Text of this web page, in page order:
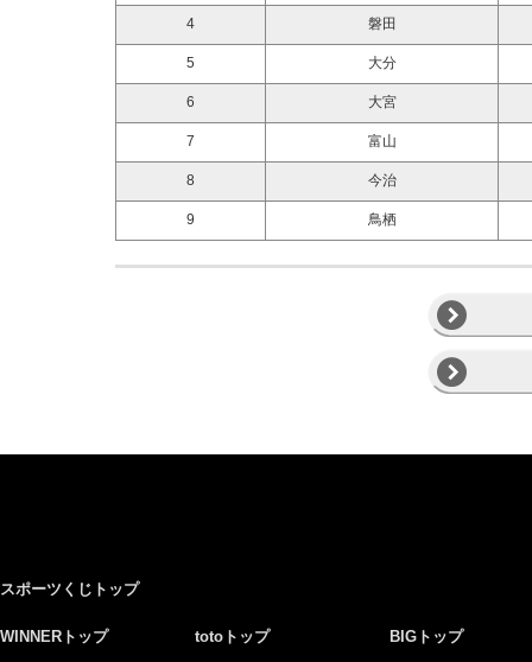
4 磐田
5 大分
6 大宮
7 富山
8 今治
9 鳥栖